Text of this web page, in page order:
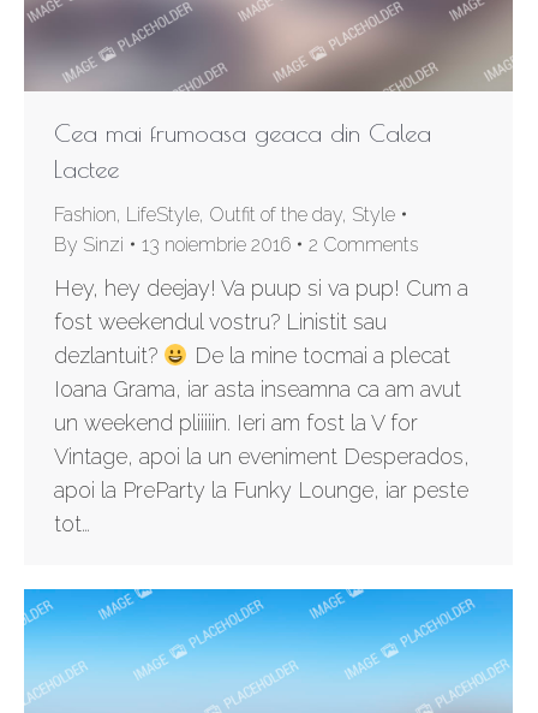
Cea mai frumoasa geaca din Calea
Lactee
Fashion, LifeStyle, Outfit of the day, Style
By Sinzi 13 noiembrie 2016 2 Comments
Hey, hey deejay! Va puup si va pup! Cum a
fost weekendul vostru? Linistit sau
dezlantuit?
De la mine tocmai a plecat
Ioana Grama, iar asta inseamna ca am avut
un weekend pliiiiin. Ieri am fost la V for
Vintage, apoi la un eveniment Desperados,
apoi la PreParty la Funky Lounge, iar peste
tot…